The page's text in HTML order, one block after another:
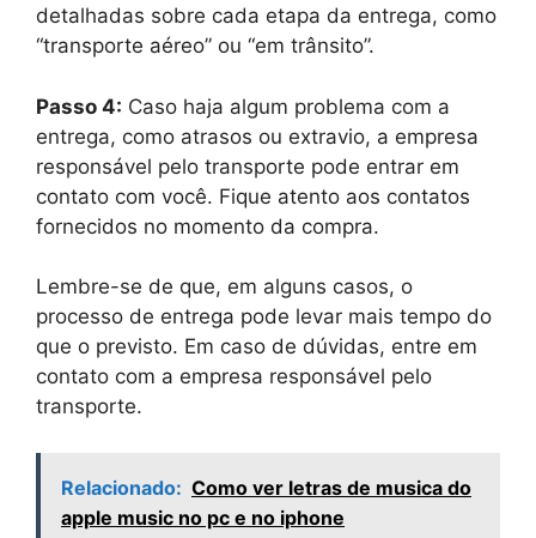
detalhadas sobre cada etapa da entrega, como
“transporte aéreo” ou “em trânsito”.
Passo 4: Caso haja algum problema com a
entrega, como atrasos ou extravio, a empresa
responsável pelo transporte pode entrar em
contato com você. Fique atento aos contatos
fornecidos no momento da compra.
Lembre-se de que, em alguns casos, o
processo de entrega pode levar mais tempo do
que o previsto. Em caso de dúvidas, entre em
contato com a empresa responsável pelo
transporte.
Relacionado: Como ver letras de musica do
apple music no pc e no iphone